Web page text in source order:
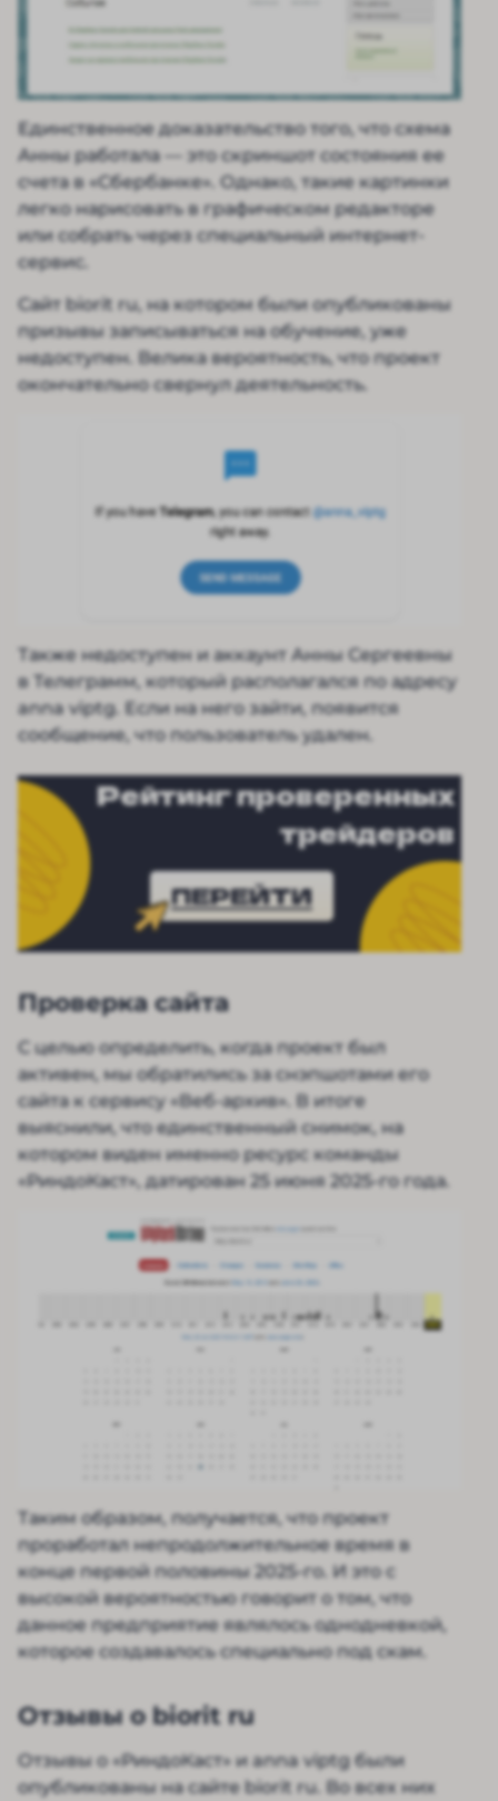
Единственное доказательство того, что схема
Анны работала — это скриншот состояния ее
счета в «Сбербанке». Однако, такие картинки
легко нарисовать в графическом редакторе
или собрать через специальный интернет-
сервис.
Сайт biorit ru, на котором были опубликованы
призывы записываться на обучение, уже
недоступен. Велика вероятность, что проект
окончательно свернул деятельность.
Также недоступен и аккаунт Анны Сергеевны
в Телеграмм, который располагался по адресу
anna viptg. Если на него зайти, появится
сообщение, что пользователь удален.
Рейтинг проверенных
трейдеров
ПЕРЕЙТИ
Проверка сайта
С целью определить, когда проект был
активен, мы обратились за снэпшотами его
сайта к сервису «Веб-архив». В итоге
выяснили, что единственный снимок, на
котором виден именно ресурс команды
«РиндоКаст», датирован 25 июня 2025-го года.
Таким образом, получается, что проект
проработал непродолжительное время в
конце первой половины 2025-го. И это с
высокой вероятностью говорит о том, что
данное предприятие являлось однодневкой,
которое создавалось специально под скам.
Отзывы о biorit ru
Отзывы о «РиндоКаст» и anna viptg были
опубликованы на сайте biorit ru. Во всех них